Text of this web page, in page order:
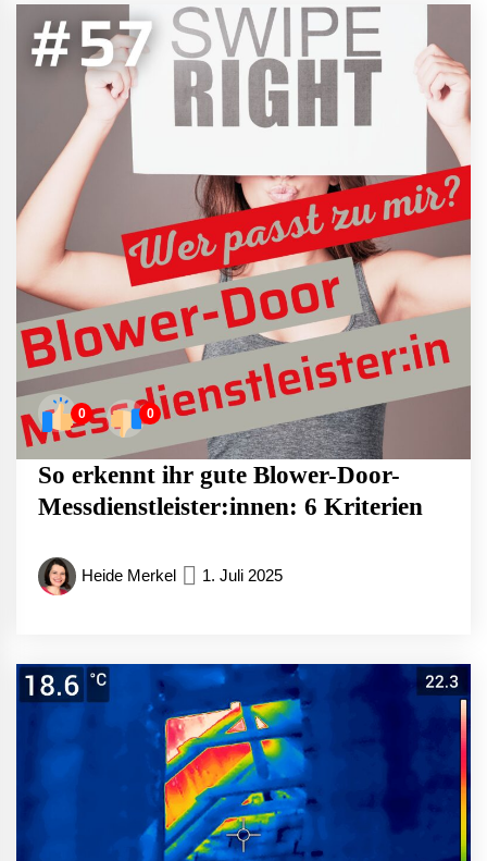
0 0
So erkennt ihr gute Blower-Door-
Messdienstleister:innen: 6 Kriterien
Heide Merkel 1. Juli 2025